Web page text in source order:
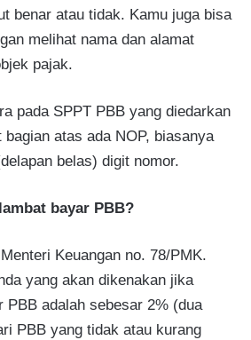
benar atau tidak. Kamu juga bisa
melihat nama dan alamat
pajak.
pada SPPT PBB yang diedarkan
atas ada NOP, biasanya
belas) digit nomor.
bayar PBB?
Keuangan no. 78/PMK.
yang akan dikenakan jika
PBB adalah sebesar 2% (dua
PBB yang tidak atau kurang